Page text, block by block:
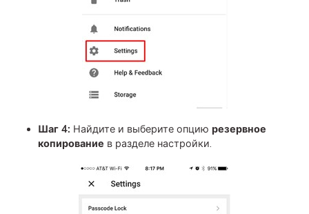
Шаг 4: Найдите и выберите опцию резервное
копирование в разделе настройки.